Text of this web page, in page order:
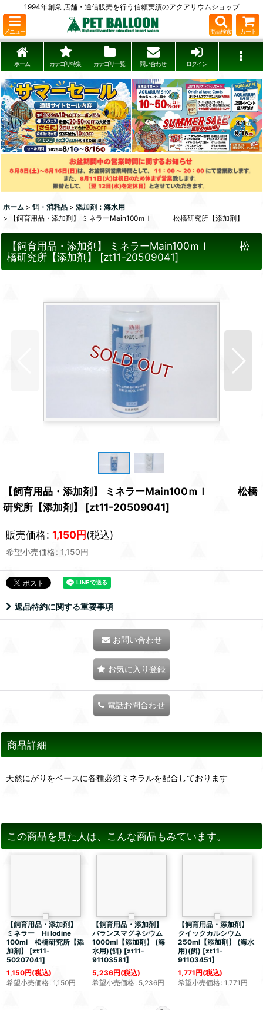
1994年創業 店舗・通信販売を行う信頼実績のアクアリウムショップ
メニュー 商品検索 カート
ホーム カテゴリ特集 カテゴリ一覧 問い合わせ ログイン
ホーム > 餌・消耗品 > 添加剤：海水用
>
【飼育用品・添加剤】 ミネラーMain100ｍｌ 松橋研究所【添加剤】
【飼育用品・添加剤】 ミネラーMain100ｍｌ 松
橋研究所【添加剤】
[zt11-20509041]
【飼育用品・添加剤】 ミネラーMain100ｍｌ 松橋
研究所【添加剤】
[zt11-20509041]
販売価格: 1,150円(税込)
希望小売価格: 1,150円
返品特約に関する重要事項
お問い合わせ
お気に入り登録
電話お問合わせ
商品詳細
天然にがりをベースに各種必須ミネラルを配合しております
この商品を見た人は、こんな商品もみています。
【飼育用品・添加剤】
ミネラー Hi Iodine
100ml 松橋研究所【添
加剤】
[zt11-
50207041]
1,150円(税込)
希望小売価格: 1,150円
【飼育用品・添加剤】
バランスマグネシウム
1000ml【添加剤】 (海
水用)(餌) [zt11-
91103581]
5,236円(税込)
希望小売価格: 5,236円
【飼育用品・添加剤】
クイックカルシウム
250ml【添加剤】 (海水
用)(餌) [zt11-
91103451]
1,771円(税込)
希望小売価格: 1,771 円